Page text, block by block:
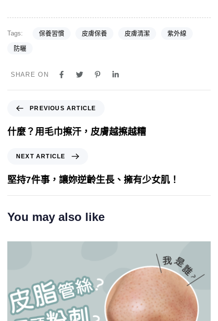
Tags: 保養習慣 皮膚保養 皮膚清潔 紫外線
防曬
SHARE ON
PREVIOUS ARTICLE
什麼？用毛巾擦汗，皮膚越擦越糟
NEXT ARTICLE
堅持7件事，讓妳逆齡生長、擁有少女肌！
You may also like